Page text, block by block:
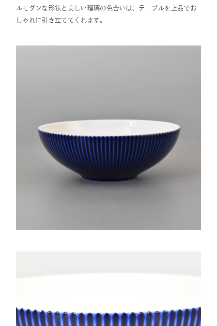
ルモダンな形状と美しい瑠璃の色合いは、テーブルを上品でお
しゃれに引き立ててくれます。